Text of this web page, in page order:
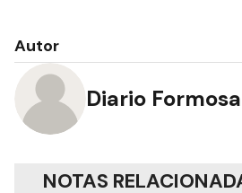
Lo que hay que saber
Autor
Diario Formosa